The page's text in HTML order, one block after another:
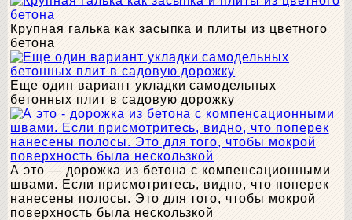
Крупная галька как засыпка и плиты из цветного
бетона
Еще один вариант укладки самодельных
бетонных плит в садовую дорожку
А это — дорожка из бетона с компенсационными
швами. Если присмотритесь, видно, что поперек
нанесены полосы. Это для того, чтобы мокрой
поверхность была нескользкой